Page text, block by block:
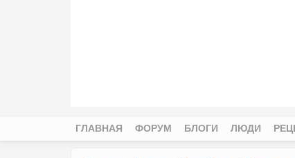
ГЛАВНАЯ ФОРУМ БЛОГИ ЛЮДИ